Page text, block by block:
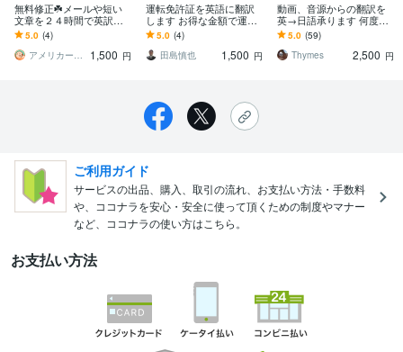
無料修正☘️メールや短い
文章を２４時間で英訳し
ます アメリカ在住歴15年
●英語ナレーションも承っ
ております♪
5.0 (4)
アメリカーナ｜英語通訳
1,500 円
運転免許証を英語に翻訳
します お得な金額で運転
免許証を英文致します！
5.0 (4)
田島慎也
1,500 円
動画、音源からの翻訳を
英→日語承ります 何度も
聞いて細いところまで丁
寧に拾います
5.0 (59)
Thymes
2,500 円
ご利用ガイド
サービスの出品、購入、取引の流れ、お支払い方法・手数料
や、ココナラを安心・安全に使って頂くための制度やマナー
など、ココナラの使い方はこちら。
お支払い方法